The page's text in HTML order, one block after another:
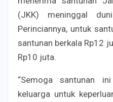
(JKK) meninggal
Perinciannya, untuk
santunan berkala Rp12
Rp10 juta.
“Semoga santunan
keluarga untuk